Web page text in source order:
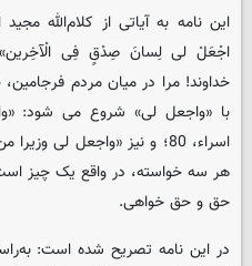
این نامه به آیاتی از کلام‌الله
خداوند! مرا در میان مردم
با «واجعل لی» شروع می شود:
هر سه خواسته، در واقع یک چیز
حق و حق خواهی.
در این نامه تصریح شده است: